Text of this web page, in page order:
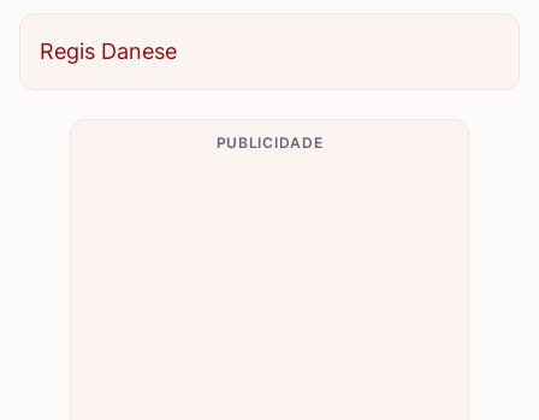
Regis Danese
PUBLICIDADE